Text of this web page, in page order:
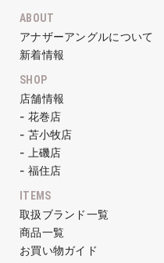
ABOUT
アナザーアングルについて
新着情報
SHOP
店舗情報
- 花巻店
- 苫小牧店
- 上磯店
- 福住店
ITEMS
取扱ブランド一覧
商品一覧
お買い物ガイド